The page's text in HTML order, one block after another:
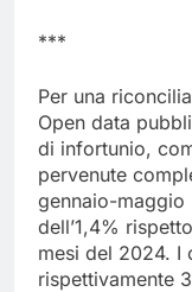
***
Per una
Open data
di infortunio,
pervenute
gennaio-maggio
dell’1,4%
mesi del 2024. I
rispettivamente